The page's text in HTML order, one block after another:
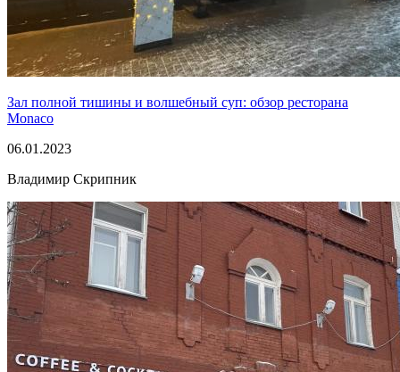
Зал полной тишины и волшебный суп: обзор ресторана
Monaco
06.01.2023
Владимир Скрипник